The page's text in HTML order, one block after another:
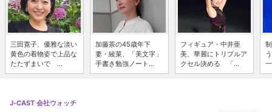
三田寛子、優雅な淡い
黄色の着物姿で上品な
たたずまいで ...
加藤茶の45歳年下
妻・綾菜、「美文字」
手書き勉強ノート...
フィギュア・中井亜
美、華麗にトリプルア
クセル決める 「...
J-CAST 会社ウォッチ